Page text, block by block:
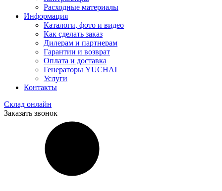
Расходные материалы
Информация
Каталоги, фото и видео
Как сделать заказ
Дилерам и партнерам
Гарантии и возврат
Оплата и доставка
Генераторы YUCHAI
Услуги
Контакты
Склад онлайн
Заказать звонок